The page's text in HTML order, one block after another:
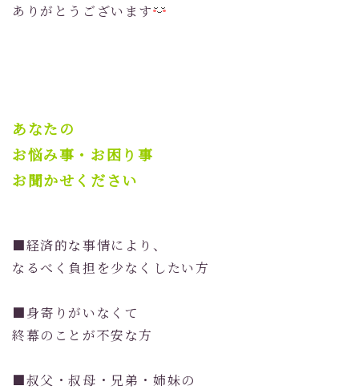
ありがとうございます
あなたの
お悩み事・お困り事
お聞かせください
■経済的な事情により、
なるべく負担を少なくしたい方
■身寄りがいなくて
終幕のことが不安な方
■叔父・叔母・兄弟・姉妹の